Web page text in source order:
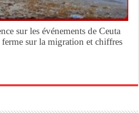
sur les événements de Ceuta
ferme sur la migration et chiffres